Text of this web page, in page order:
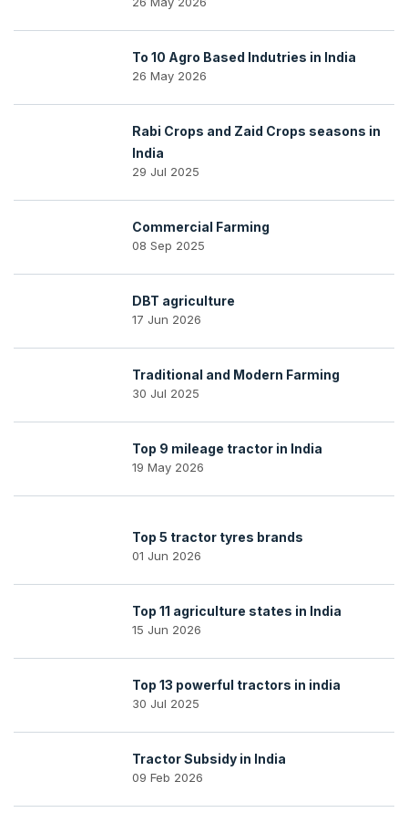
To 10 Agro Based Indutries in India
26 May 2026
Rabi Crops and Zaid Crops seasons in
India
29 Jul 2025
Commercial Farming
08 Sep 2025
DBT agriculture
17 Jun 2026
Traditional and Modern Farming
30 Jul 2025
Top 9 mileage tractor in India
19 May 2026
Top 5 tractor tyres brands
01 Jun 2026
Top 11 agriculture states in India
15 Jun 2026
Top 13 powerful tractors in india
30 Jul 2025
Tractor Subsidy in India
09 Feb 2026